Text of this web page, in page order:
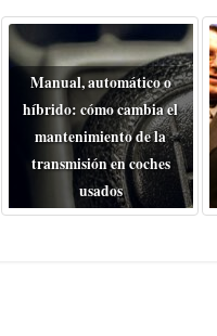
Manual, automático o
híbrido: cómo cambia el
mantenimiento de la
transmisión en coches
usados